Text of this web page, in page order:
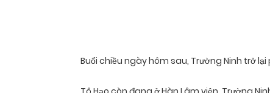
Buổi chiều ngày hôm sau, Trường Ninh trở lại